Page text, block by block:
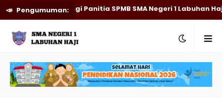
Pengumuman:
Panitia SPMB SMA Negeri 1 Labuhan Haji.